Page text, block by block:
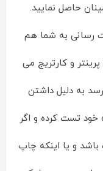
حاصل نمایید.
رسانی به شما هم
و کارتریج می
به دلیل داشتن
خود تست کرده و اگر
باشد و یا اینکه چاپ